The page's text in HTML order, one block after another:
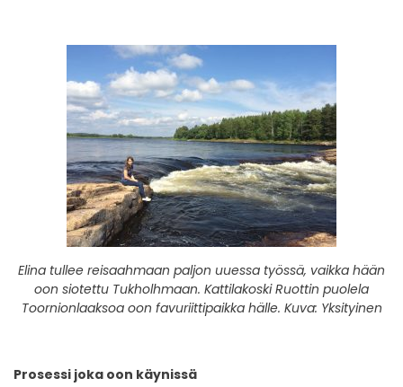
Elina tullee reisaahmaan paljon uuessa työssä, vaikka hään
oon siotettu Tukholhmaan. Kattilakoski Ruottin puolela
Toornionlaaksoa oon favuriittipaikka hälle. Kuva: Yksityinen
Prosessi joka oon käynissä